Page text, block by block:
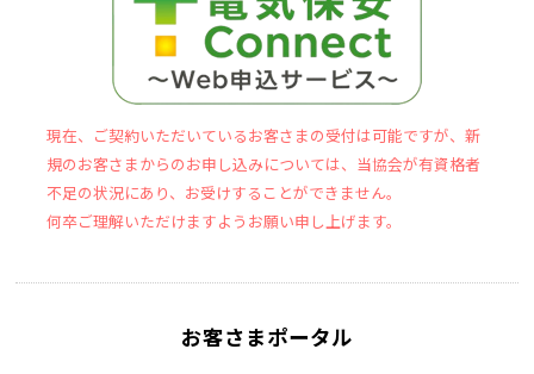
現在、ご契約いただいているお客さまの受付は可能ですが、新
規のお客さまからのお申し込みについては、当協会が有資格者
不足の状況にあり、お受けすることができません。
何卒ご理解いただけますようお願い申し上げます。
お客さまポータル